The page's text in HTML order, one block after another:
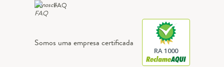
FAQ
Somos uma empresa certificada
RA 1000